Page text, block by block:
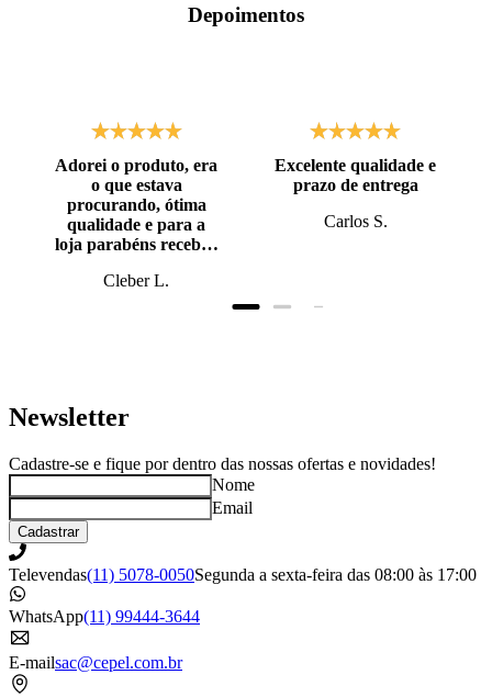
Depoimentos
Adorei o produto, era
o que estava
procurando, ótima
qualidade e para a
loja parabéns recebi o
prazo, super bem
Cleber L.
Excelente qualidade e
prazo de entrega
Carlos S.
Newsletter
Cadastre-se e fique por dentro das nossas ofertas e novidades!
Nome
Email
Cadastrar
Televendas(11) 5078-0050Segunda a sexta-feira das 08:00 às 17:00
WhatsApp(11) 99444-3644
E-mailsac@cepel.com.br